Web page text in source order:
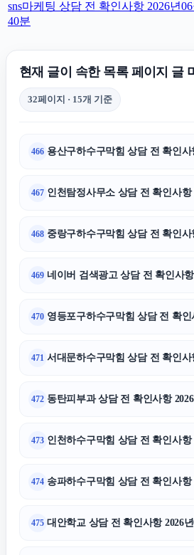
sns마케팅 상담 전 확인사항 2026년06
40분
현재 글이 속한 목록 페이지 글
32페이지 · 15개 기준
466 용산구하수구막힘 상담 전 확인사
467 인천탐정사무소 상담 전 확인사항
468 중랑구하수구막힘 상담 전 확인사
469 네이버 검색광고 상담 전 확인사
470 영등포구하수구막힘 상담 전 확인
471 서대문하수구막힘 상담 전 확인사
472 동탄피부과 상담 전 확인사항
473 인천하수구막힘 상담 전 확인사항
474 송파하수구막힘 상담 전 확인사항
475 대안학교 상담 전 확인사항 2026